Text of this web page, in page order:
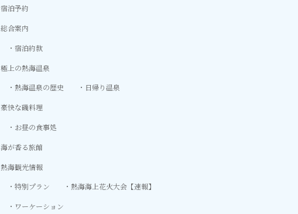
宿泊予約
総合案内
宿泊約款
極上の熱海温泉
熱海温泉の歴史
日帰り温泉
豪快な磯料理
お昼の食事処
海が香る旅館
熱海観光情報
特別プラン
熱海海上花火大会【速報】
ワーケーション